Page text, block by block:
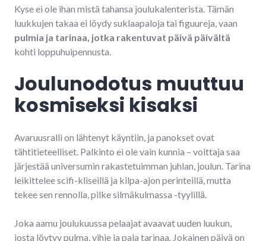
Kyse ei ole ihan mistä tahansa joulukalenterista. Tämän
luukkujen takaa ei löydy suklaapaloja tai figuureja, vaan
pulmia ja tarinaa, jotka rakentuvat päivä päivältä
kohti loppuhuipennusta.
Joulunodotus muuttuu
kosmiseksi kisaksi
Avaruusralli on lähtenyt käyntiin, ja panokset ovat
tähtitieteelliset. Palkinto ei ole vain kunnia – voittaja saa
järjestää universumin rakastetuimman juhlan, joulun. Tarina
leikittelee scifi-kliseillä ja kilpa-ajon perinteillä, mutta
tekee sen rennolla, pilke silmäkulmassa -tyylillä.
Joka aamu joulukuussa pelaajat avaavat uuden luukun,
josta löytyy pulma, vihje ja pala tarinaa. Jokainen päivä on